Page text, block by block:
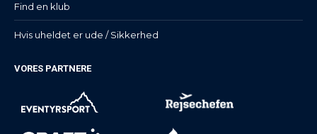
Find en klub
Hvis uheldet er ude / Sikkerhed
VORES PARTNERE